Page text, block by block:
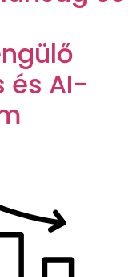
és AI-